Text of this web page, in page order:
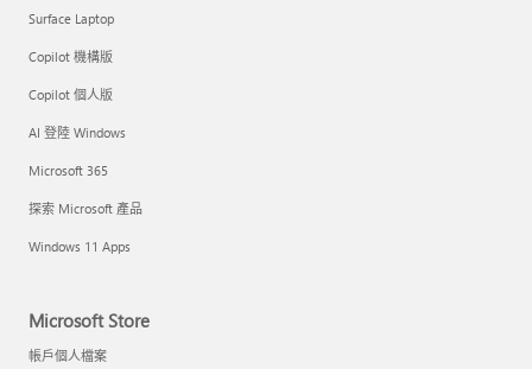
Surface Laptop
Copilot 機構版
Copilot 個人版
AI 登陸 Windows
Microsoft 365
探索 Microsoft 產品
Windows 11 Apps
Microsoft Store
帳戶個人檔案